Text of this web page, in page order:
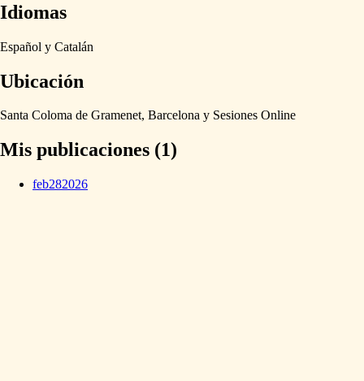
Idiomas
Español y Catalán
Ubicación
Santa Coloma de Gramenet, Barcelona y Sesiones Online
Mis publicaciones (1)
feb282026